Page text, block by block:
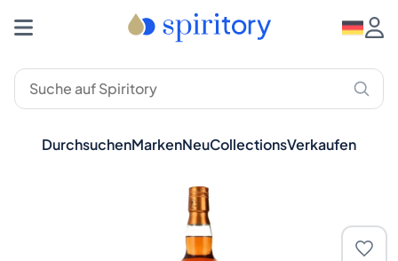
DurchsuchenMarkenNeuCollectionsVerkaufen